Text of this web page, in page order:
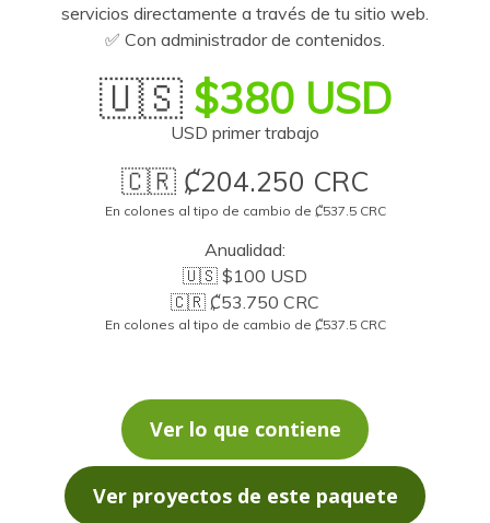
servicios directamente a través de tu sitio web.
✅ Con administrador de contenidos.
🇺🇸 $380 USD
USD primer trabajo
🇨🇷 ₡204.250 CRC
En colones al tipo de cambio de ₡537.5 CRC
Anualidad:
🇺🇸 $100 USD
🇨🇷 ₡53.750 CRC
En colones al tipo de cambio de ₡537.5 CRC
Ver lo que contiene
Ver proyectos de este paquete